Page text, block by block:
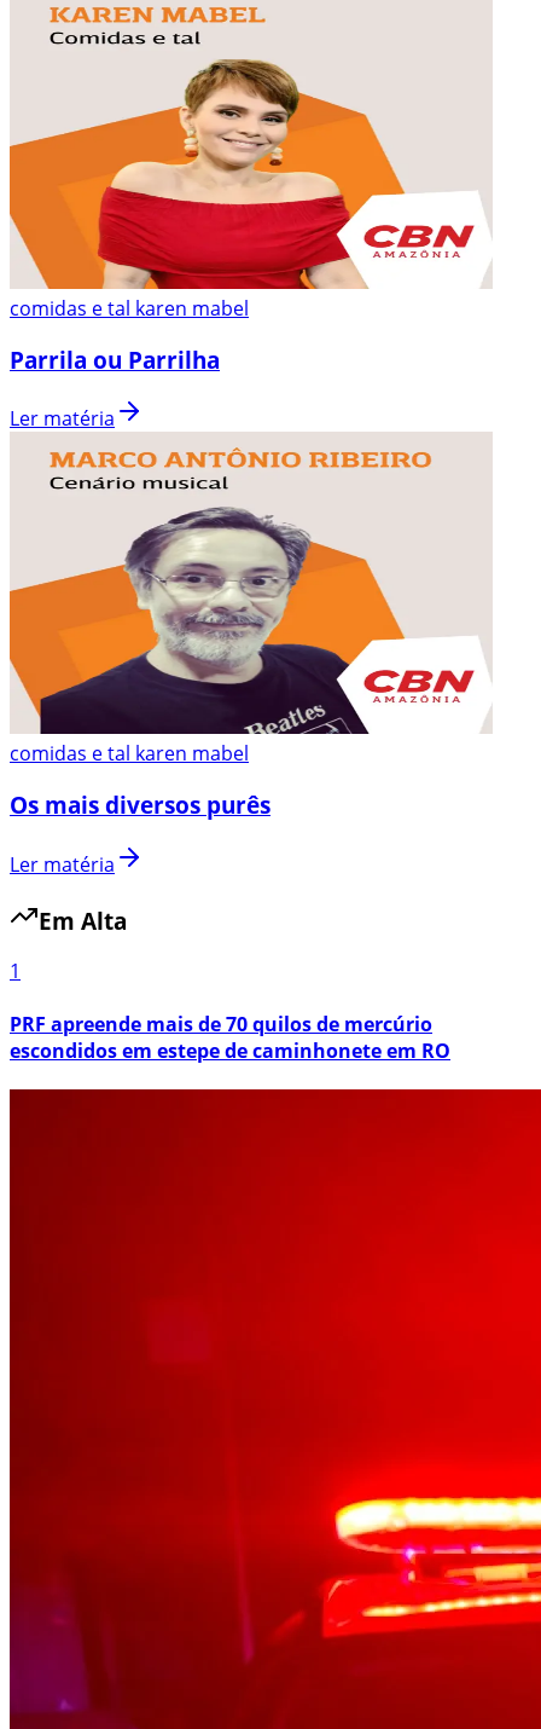
comidas e tal karen mabel
Parrila ou Parrilha
Ler matéria
comidas e tal karen mabel
Os mais diversos purês
Ler matéria
Em Alta
1
PRF apreende mais de 70 quilos de mercúrio
escondidos em estepe de caminhonete em RO